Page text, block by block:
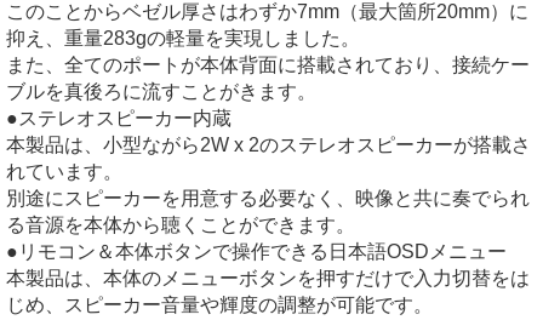
このことからベゼル厚さはわずか7mm（最大箇所20mm）に
抑え、重量283gの軽量を実現しました。
また、全てのポートが本体背面に搭載されており、接続ケー
ブルを真後ろに流すことがきます。
●ステレオスピーカー内蔵
本製品は、小型ながら2W x 2のステレオスピーカーが搭載さ
れています。
別途にスピーカーを用意する必要なく、映像と共に奏でられ
る音源を本体から聴くことができます。
●リモコン＆本体ボタンで操作できる日本語OSDメニュー
本製品は、本体のメニューボタンを押すだけで入力切替をは
じめ、スピーカー音量や輝度の調整が可能です。